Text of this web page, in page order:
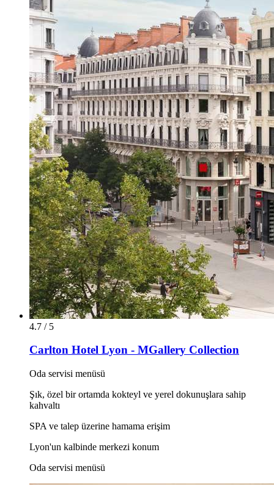
4.7 / 5
Carlton Hotel Lyon - MGallery Collection
Oda servisi menüsü
Şık, özel bir ortamda kokteyl ve yerel dokunuşlara sahip
kahvaltı
SPA ve talep üzerine hamama erişim
Lyon'un kalbinde merkezi konum
Oda servisi menüsü